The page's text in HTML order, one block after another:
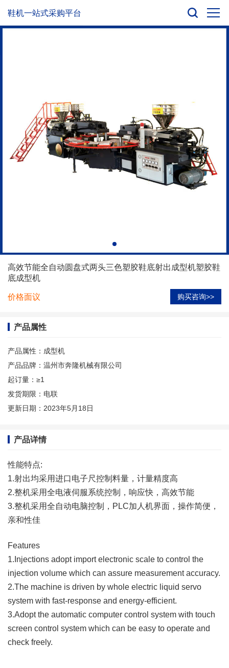
鞋机一站式采购平台
高效节能全自动圆盘式两头三色塑胶鞋底射出成型机塑胶鞋
底成型机
价格面议 购买咨询>>
产品属性
产品属性： 成型机
产品品牌： 温州市奔隆机械有限公司
起订量： ≥1
发货期限： 电联
更新日期： 2023年5月18日
产品详情
性能特点:
1.射出均采用进口电子尺控制料量，计量精度高
2.整机采用全电液伺服系统控制，响应快，高效节能
3.整机采用全自动电脑控制，PLC加人机界面，操作简便，
亲和性佳
Features
1.Injections adopt import electronic scale to control the
injection volume which can assure measurement accuracy.
2.The machine is driven by whole electric liquid servo
system with fast-response and energy-efficient.
3.Adopt the automatic computer control system with touch
screen control system which can be easy to operate and
check freely.